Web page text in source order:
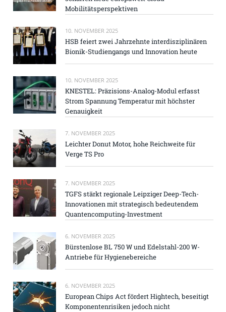
Mobilitätsperspektiven
10. NOVEMBER 2025
HSB feiert zwei Jahrzehnte interdisziplinären
Bionik-Studiengangs und Innovation heute
10. NOVEMBER 2025
KNESTEL: Präzisions-Analog-Modul erfasst
Strom Spannung Temperatur mit höchster
Genauigkeit
7. NOVEMBER 2025
Leichter Donut Motor, hohe Reichweite für
Verge TS Pro
7. NOVEMBER 2025
TGFS stärkt regionale Leipziger Deep-Tech-
Innovationen mit strategisch bedeutendem
Quantencomputing-Investment
6. NOVEMBER 2025
Bürstenlose BL 750 W und Edelstahl-200 W-
Antriebe für Hygienebereiche
6. NOVEMBER 2025
European Chips Act fördert Hightech, beseitigt
Komponentenrisiken jedoch nicht